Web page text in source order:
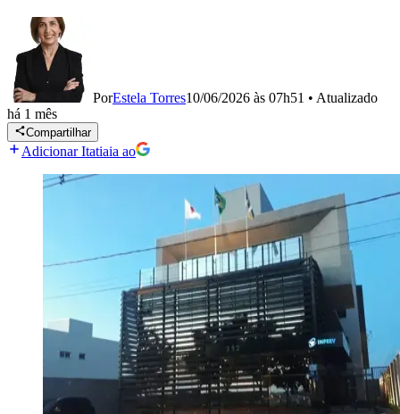
PorEstela Torres10/06/2026 às 07h51 • Atualizado
há 1 mês
Compartilhar
Adicionar Itatiaia ao